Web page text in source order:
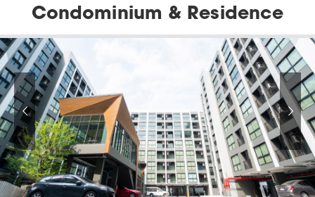
Condominium & Residence